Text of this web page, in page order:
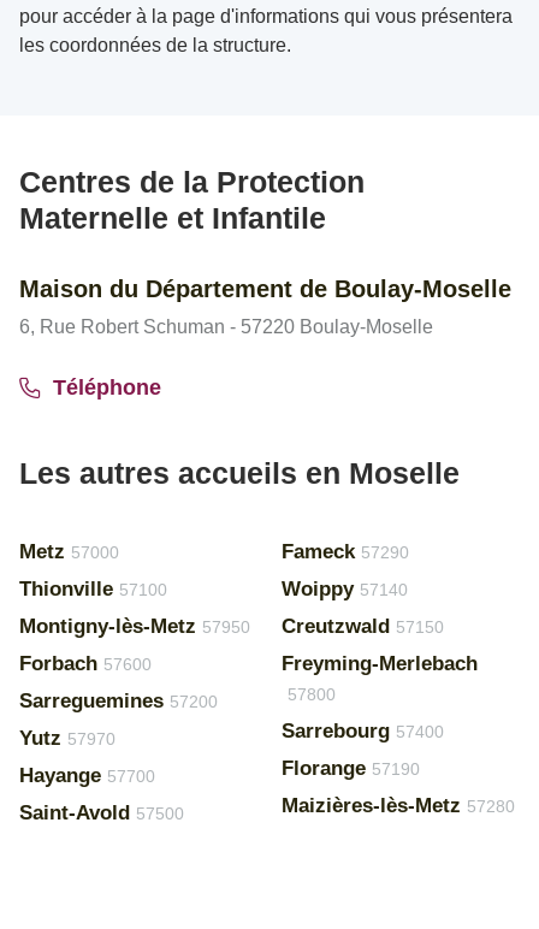
pour accéder à la page d'informations qui vous présentera
les coordonnées de la structure.
Centres de la Protection
Maternelle et Infantile
Maison du Département de Boulay-Moselle
6, Rue Robert Schuman - 57220 Boulay-Moselle
Téléphone
Les autres accueils en Moselle
Metz 57000
Thionville 57100
Montigny-lès-Metz 57950
Forbach 57600
Sarreguemines 57200
Yutz 57970
Hayange 57700
Saint-Avold 57500
Fameck 57290
Woippy 57140
Creutzwald 57150
Freyming-Merlebach
57800
Sarrebourg 57400
Florange 57190
Maizières-lès-Metz 57280